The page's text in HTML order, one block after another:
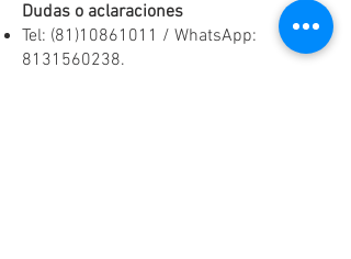
Dudas o aclaraciones
Tel: (81)10861011 / WhatsApp:
8131560238.